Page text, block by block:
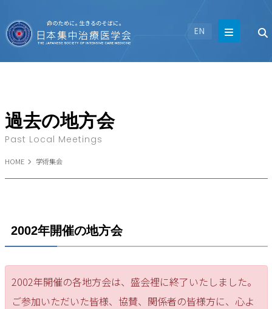
EN
HOME 学術集会
過去の地方会
Past Local Meetings
2002年開催の地方会
2002年開催の各地方会は、盛会裡に終了いたしました。
ご参加いただいた皆様、協賛、関係者の皆様方に、心よ